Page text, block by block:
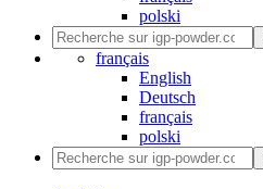
polski
français
English
Deutsch
français
polski